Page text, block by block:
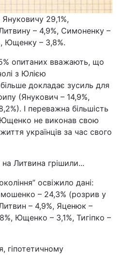
29,1%,
– 4,9%, Симоненку –
Ющенку – 3,8%.
опитаних вважають, що
з Юлією
докладає зусиль для
(Янукович – 14,9%,
І переважна більшість
не виконав свою
українців за час свого
Литвина грішили...
освіжило дані:
– 24,3% (розрив у
– 4,9%, Яценюк –
Ющенко – 3,1%, Тигіпко –
гіпотетичному